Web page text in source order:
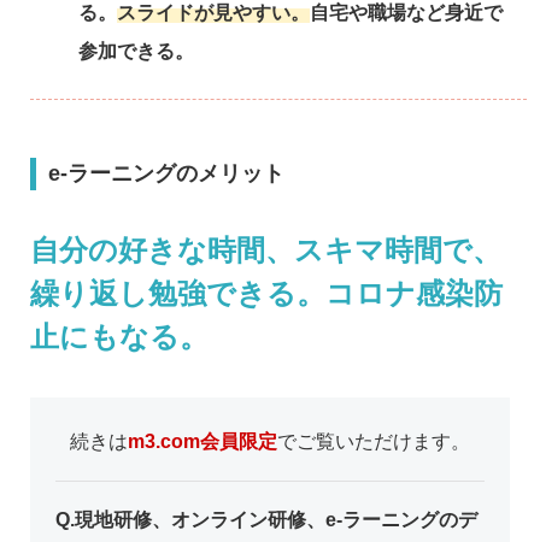
る。 スライドが見やすい。自宅や職場など身近で
参加できる。
e-ラーニングのメリット
自分の好きな時間、スキマ時間で、
繰り返し勉強できる。コロナ感染防
止にもなる。
続きはm3.com会員限定でご覧いただけます。
Q.現地研修、オンライン研修、e-ラーニングのデ